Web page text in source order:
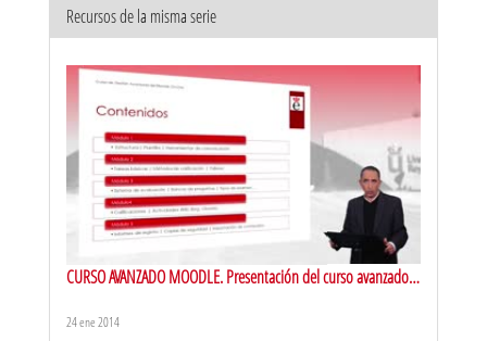
Recursos de la misma serie
CURSO AVANZADO MOODLE. Presentación del curso avanzado
24 ene 2014